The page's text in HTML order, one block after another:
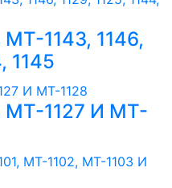
1143, 1146,
1145
1127 И MT-